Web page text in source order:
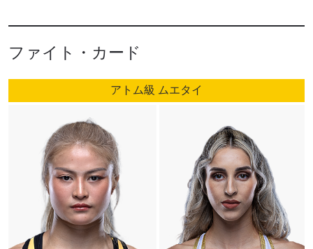
ファイト・カード
アトム級 ムエタイ